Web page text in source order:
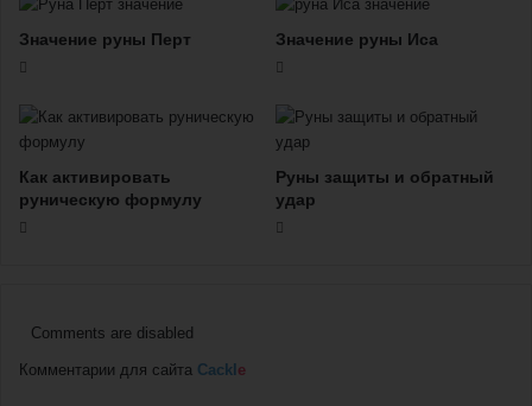
Значение руны Перт Значение руны Иса
Как активировать
руническую формулу
Руны защиты и обратный
удар
Comments are disabled
Комментарии для сайта Cackle